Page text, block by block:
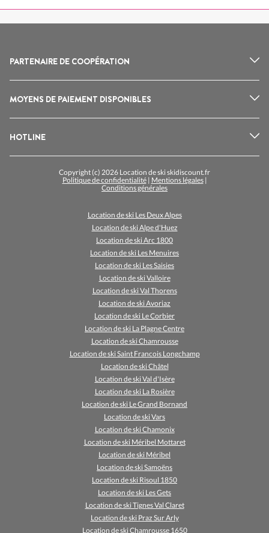
PARTENAIRE DE COOPÉRATION
MOYENS DE PAIEMENT DISPONIBLES
HOTLINE
Copyright (c) 2026 Location de ski skidiscount.fr
Politique de confidentialité| Mentions légales|
Conditions générales
Location de ski Les Deux Alpes
Location de ski Alpe d'Huez
Location de ski Arc 1800
Location de ski Les Menuires
Location de ski Les Saisies
Location de ski Valloire
Location de ski Val Thorens
Location de ski Avoriaz
Location de ski Le Corbier
Location de ski La Plagne Centre
Location de ski Chamrousse
Location de ski Saint Francois Longchamp
Location de ski Châtel
Location de ski Val d'Isère
Location de ski La Rosière
Location de ski Le Grand Bornand
Location de ski Vars
Location de ski Chamonix
Location de ski Méribel Mottaret
Location de ski Méribel
Location de ski Samoëns
Location de ski Risoul 1850
Location de ski Les Gets
Location de ski Tignes Val Claret
Location de ski Praz Sur Arly
Location de ski Chamrousse 1650